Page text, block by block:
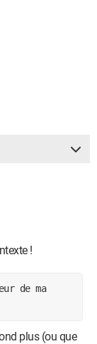
!
de ma
plus (ou que